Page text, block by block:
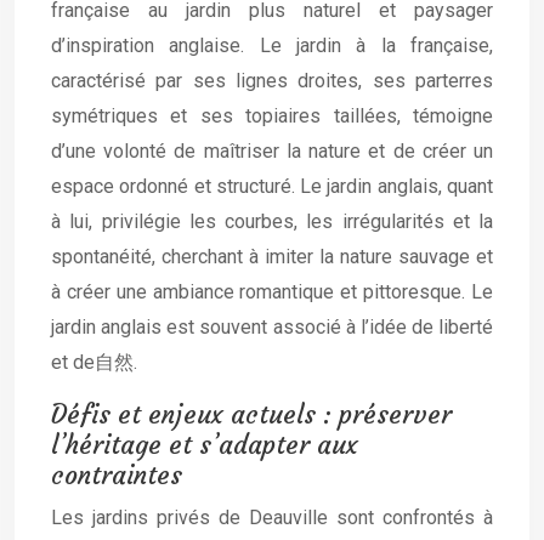
française au jardin plus naturel et paysager
d’inspiration anglaise. Le jardin à la française,
caractérisé par ses lignes droites, ses parterres
symétriques et ses topiaires taillées, témoigne
d’une volonté de maîtriser la nature et de créer un
espace ordonné et structuré. Le jardin anglais, quant
à lui, privilégie les courbes, les irrégularités et la
spontanéité, cherchant à imiter la nature sauvage et
à créer une ambiance romantique et pittoresque. Le
jardin anglais est souvent associé à l’idée de liberté
et de自然.
Défis et enjeux actuels : préserver
l’héritage et s’adapter aux
contraintes
Les jardins privés de Deauville sont confrontés à